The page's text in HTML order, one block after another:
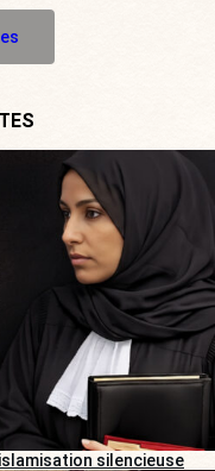
silencieuse